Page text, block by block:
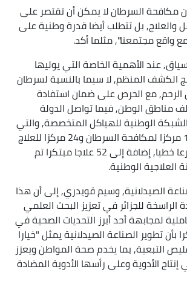
مكافحة السرطان لا يمكن أن تقتصر على
والعلاج, بل تتطلب أيضا قدرة وطنية على
واقع مجتمعنا", مثلما أكد.
عند الأهمية الخاصة التي يوليها
الكشف المنظم, لا سيما بالنسبة لسرطان
مع الحرص على ضمان استفادة
مناطق الوطن, فيما تواصل الدولة
الوطنية للهياكل المتخصصة, والتي
تتوفر, حاليا, على 15 مركزا لمكافحة السرطان و24 مركزا للعلاج
الإشعاعي و61 مسرعا خطيا, إضافة إلى 52 علاجا مبتكرا تم
الوطنية.
الصيدلانية, وسيم قويدري, إلى أن هذا
الراسخة للجزائر في تعزيز البحث العلمي
لمجابهة أحد أبرز التحديات الصحية في
تطوير الصناعة الصيدلانية يمثل "خيارا
التبعية, بما يخدم صحة المواطن ويعزز
الأدوية وعلى رأسها الأدوية المضادة